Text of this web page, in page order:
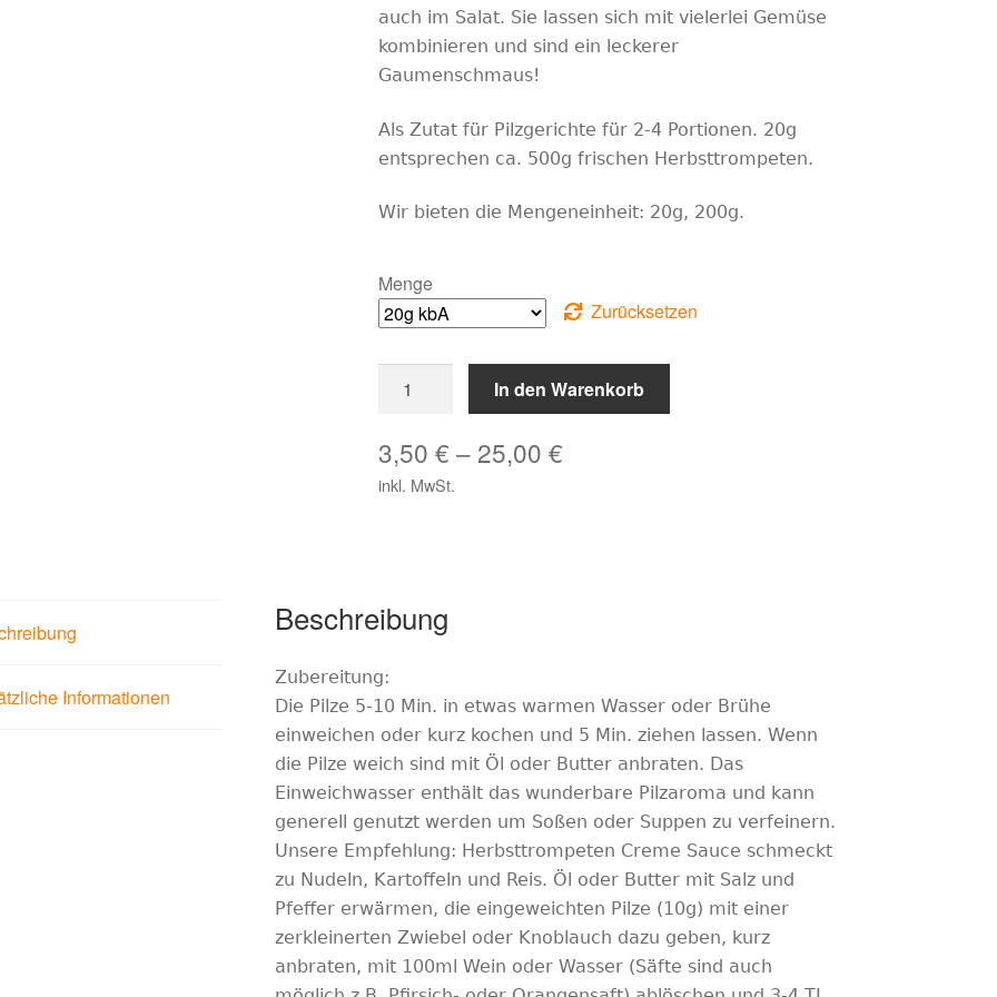
auch im Salat. Sie lassen sich mit vielerlei Gemüse
kombinieren und sind ein leckerer
Gaumenschmaus!
Als Zutat für Pilzgerichte für 2-4 Portionen. 20g
entsprechen ca. 500g frischen Herbsttrompeten.
Wir bieten die Mengeneinheit: 20g, 200g.
Menge
Zurücksetzen
Herbsttrompeten
feine
Menge
In den Warenkorb
3,50 € – 25,00 €
inkl. MwSt.
Informationen
Beschreibung
Zubereitung:
Die Pilze 5-10 Min. in etwas warmen Wasser oder Brühe
einweichen oder kurz kochen und 5 Min. ziehen lassen. Wenn
die Pilze weich sind mit Öl oder Butter anbraten. Das
Einweichwasser enthält das wunderbare Pilzaroma und kann
generell genutzt werden um Soßen oder Suppen zu verfeinern.
Unsere Empfehlung: Herbsttrompeten Creme Sauce schmeckt
zu Nudeln, Kartoffeln und Reis. Öl oder Butter mit Salz und
Pfeffer erwärmen, die eingeweichten Pilze (10g) mit einer
zerkleinerten Zwiebel oder Knoblauch dazu geben, kurz
anbraten, mit 100ml Wein oder Wasser (Säfte sind auch